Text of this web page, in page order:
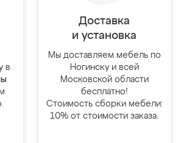
в
Доставка
и установка
Мы доставляем мебель по
Ногинску и всей
Московской области
бесплатно!
Стоимость сборки мебели:
10% от стоимости заказа.